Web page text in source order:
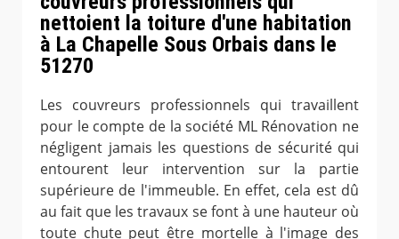
nettoient la toiture d'une habitation
à La Chapelle Sous Orbais dans le
51270
Les couvreurs professionnels qui travaillent
pour le compte de la société ML Rénovation ne
négligent jamais les questions de sécurité qui
entourent leur intervention sur la partie
supérieure de l'immeuble. En effet, cela est dû
au fait que les travaux se font à une hauteur où
toute chute peut être mortelle à l'image des